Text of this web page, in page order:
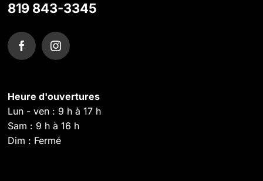
819 843-3345
Heure d'ouvertures
Lun - ven : 9 h à 17 h
Sam : 9 h à 16 h
Dim : Fermé